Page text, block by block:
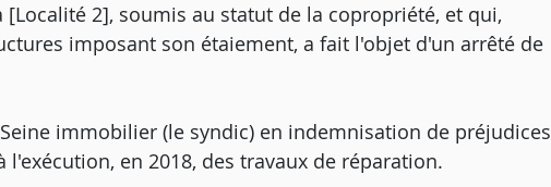
2], soumis au statut de la copropriété, et qui,
imposant son étaiement, a fait l'objet d'un arrêté de
immobilier (le syndic) en indemnisation de préjudices
en 2018, des travaux de réparation.